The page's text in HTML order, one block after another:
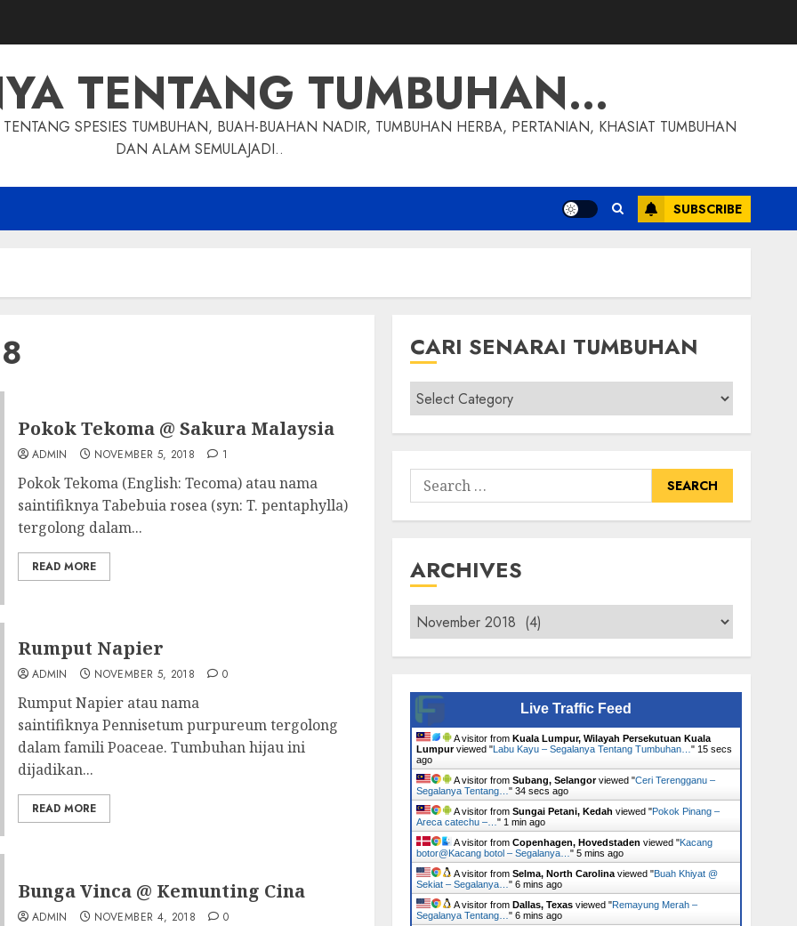
TENTANG TUMBUHAN…
SPESIES TUMBUHAN, BUAH-BUAHAN NADIR, TUMBUHAN HERBA, PERTANIAN, KHASIAT TUMBUHAN
DAN ALAM SEMULAJADI..
SUBSCRIBE
Pokok Tekoma @ Sakura Malaysia
ADMIN NOVEMBER 5, 2018 1
Pokok Tekoma (English: Tecoma) atau nama
saintifiknya Tabebuia rosea (syn: T. pentaphylla)
tergolong dalam...
READ MORE
Rumput Napier
ADMIN NOVEMBER 5, 2018 0
Rumput Napier atau nama
saintifiknya Pennisetum purpureum tergolong
dalam famili Poaceae. Tumbuhan hijau ini
dijadikan...
READ MORE
Bunga Vinca @ Kemunting Cina
ADMIN NOVEMBER 4, 2018 0
CARI SENARAI TUMBUHAN
Cari
Senarai
Tumbuhan
Search
for:
ARCHIVES
Archives
Live Traffic Feed
A visitor from Kuala Lumpur, Wilayah Persekutuan Kuala
Lumpurviewed "Labu Kayu – Segalanya Tentang Tumbuhan… " 16 secs
ago
A visitor from Subang, Selangorviewed "Ceri Terengganu –
Segalanya Tentang… " 35 secs ago
A visitor from Sungai Petani, Kedah viewed "Pokok Pinang –
Areca catechu –… " 1 min ago
A visitor from Copenhagen, Hovedstaden viewed "Kacang
botor@Kacang botol – Segalanya… " 5 mins ago
A visitor from Selma, North Carolinaviewed "Buah Khiyat @
Sekiat – Segalanya… " 6 mins ago
A visitor from Dallas, Texasviewed "Remayung Merah –
Segalanya Tentang… " 7 mins ago